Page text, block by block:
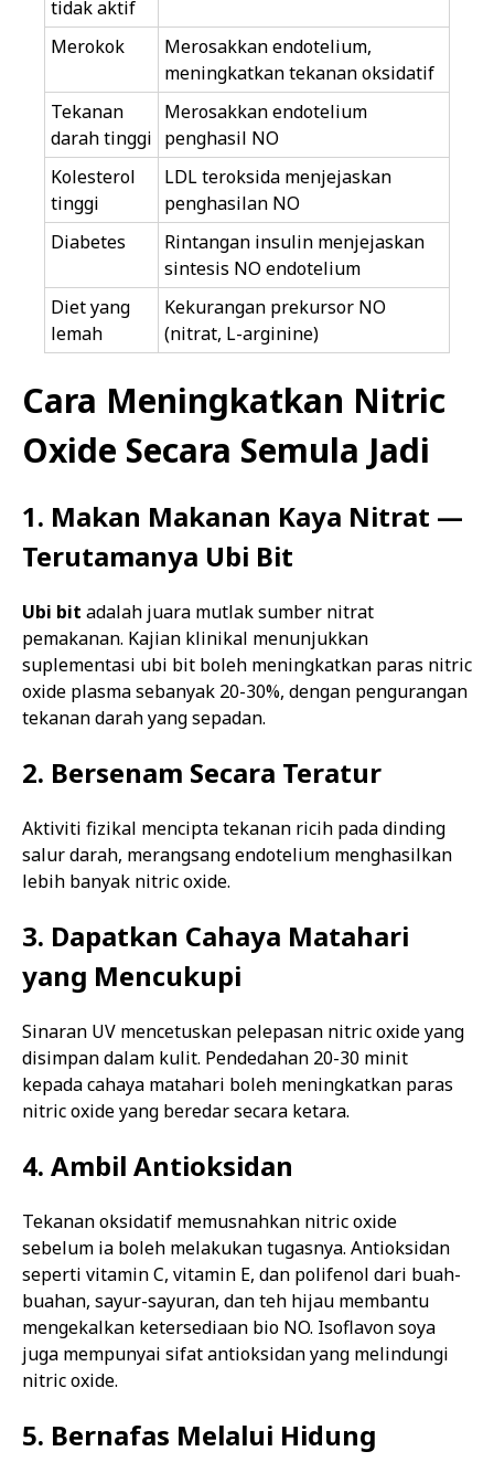
tidak aktif
Merokok
Merosakkan endotelium,
meningkatkan tekanan oksidatif
Tekanan
darah tinggi
Merosakkan endotelium
penghasil NO
Kolesterol
tinggi
LDL teroksida menjejaskan
penghasilan NO
Diabetes
Rintangan insulin menjejaskan
sintesis NO endotelium
Diet yang
lemah
Kekurangan prekursor NO
(nitrat, L-arginine)
Cara Meningkatkan Nitric
Oxide Secara Semula Jadi
1. Makan Makanan Kaya Nitrat —
Terutamanya Ubi Bit
Ubi bit adalah juara mutlak sumber nitrat
pemakanan. Kajian klinikal menunjukkan
suplementasi ubi bit boleh meningkatkan paras nitric
oxide plasma sebanyak 20-30%, dengan pengurangan
tekanan darah yang sepadan.
2. Bersenam Secara Teratur
Aktiviti fizikal mencipta tekanan ricih pada dinding
salur darah, merangsang endotelium menghasilkan
lebih banyak nitric oxide.
3. Dapatkan Cahaya Matahari
yang Mencukupi
Sinaran UV mencetuskan pelepasan nitric oxide yang
disimpan dalam kulit. Pendedahan 20-30 minit
kepada cahaya matahari boleh meningkatkan paras
nitric oxide yang beredar secara ketara.
4. Ambil Antioksidan
Tekanan oksidatif memusnahkan nitric oxide
sebelum ia boleh melakukan tugasnya. Antioksidan
seperti vitamin C, vitamin E, dan polifenol dari buah-
buahan, sayur-sayuran, dan teh hijau membantu
mengekalkan ketersediaan bio NO. Isoflavon soya
juga mempunyai sifat antioksidan yang melindungi
nitric oxide.
5. Bernafas Melalui Hidung